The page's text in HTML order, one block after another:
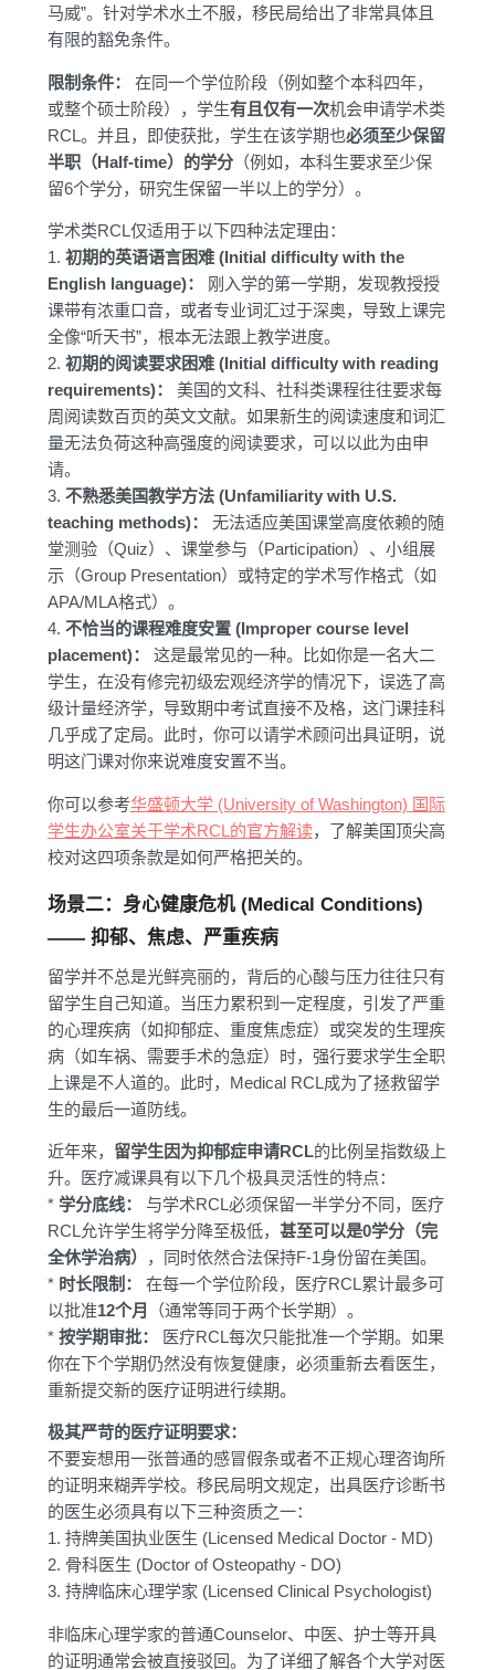
马威”。针对学术水土不服，移民局给出了非常具体且
有限的豁免条件。
限制条件：
在同一个学位阶段（例如整个本科四年，
或整个硕士阶段），学生有且仅有一次机会申请学术类
RCL。并且，即使获批，学生在该学期也必须至少保留
半职（Half-time）的学分（例如，本科生要求至少保
留6个学分，研究生保留一半以上的学分）。
学术类RCL仅适用于以下四种法定理由：
1. 初期的英语语言困难 (Initial difficulty with the
English language)：
刚入学的第一学期，发现教授授
课带有浓重口音，或者专业词汇过于深奥，导致上课完
全像“听天书”，根本无法跟上教学进度。
2. 初期的阅读要求困难 (Initial difficulty with reading
requirements)：
美国的文科、社科类课程往往要求每
周阅读数百页的英文文献。如果新生的阅读速度和词汇
量无法负荷这种高强度的阅读要求，可以以此为由申
请。
3. 不熟悉美国教学方法 (Unfamiliarity with U.S.
teaching methods)：
无法适应美国课堂高度依赖的随
堂测验（Quiz）、课堂参与（Participation）、小组展
示（Group Presentation）或特定的学术写作格式（如
APA/MLA格式）。
4. 不恰当的课程难度安置 (Improper course level
placement)：
这是最常见的一种。比如你是一名大二
学生，在没有修完初级宏观经济学的情况下，误选了高
级计量经济学，导致期中考试直接不及格，这门课挂科
几乎成了定局。此时，你可以请学术顾问出具证明，说
明这门课对你来说难度安置不当。
你可以参考华盛顿大学 (University of Washington) 国际
学生办公室关于学术RCL的官方解读，了解美国顶尖高
校对这四项条款是如何严格把关的。
场景二：身心健康危机 (Medical Conditions)
—— 抑郁、焦虑、严重疾病
留学并不总是光鲜亮丽的，背后的心酸与压力往往只有
留学生自己知道。当压力累积到一定程度，引发了严重
的心理疾病（如抑郁症、重度焦虑症）或突发的生理疾
病（如车祸、需要手术的急症）时，强行要求学生全职
上课是不人道的。此时，Medical RCL成为了拯救留学
生的最后一道防线。
近年来， 留学生因为抑郁症申请RCL的比例呈指数级上
升。医疗减课具有以下几个极具灵活性的特点：
* 学分底线：
与学术RCL必须保留一半学分不同，医疗
RCL允许学生将学分降至极低， 甚至可以是0学分（完
全休学治病）
，同时依然合法保持F-1身份留在美国。
* 时长限制：
在每一个学位阶段，医疗RCL累计最多可
以批准12个月
（通常等同于两个长学期）。
* 按学期审批：
医疗RCL每次只能批准一个学期。如果
你在下个学期仍然没有恢复健康，必须重新去看医生，
重新提交新的医疗证明进行续期。
极其严苛的医疗证明要求：
不要妄想用一张普通的感冒假条或者不正规心理咨询所
的证明来糊弄学校。移民局明文规定，出具医疗诊断书
的医生必须具有以下三种资质之一：
1. 持牌美国执业医生 (Licensed Medical Doctor - MD)
2. 骨科医生 (Doctor of Osteopathy - DO)
3. 持牌临床心理学家 (Licensed Clinical Psychologist)
非临床心理学家的普通Counselor、中医、护士等开具
的证明通常会被直接驳回。为了详细了解各个大学对医